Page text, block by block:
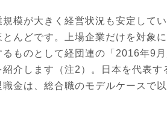
模が大きく経営状況も安定して
んどです。上場企業だけを対象
るものとして経団連の「2016年9
介します（注2）。日本を代表す
金は、総合職のモデルケースで